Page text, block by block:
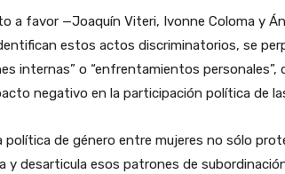
a favor —Joaquín Viteri, Ivonne Coloma y
estos actos discriminatorios, se
internas” o “enfrentamientos personales”,
negativo en la participación política de
política de género entre mujeres no sólo
desarticula esos patrones de